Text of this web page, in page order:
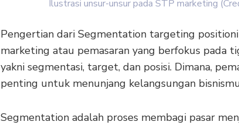
Ilustrasi unsur-unsur pada STP marketing
Pengertian dari Segmentation targeting
marketing atau pemasaran yang berfokus pada
yakni segmentasi, target, dan posisi. Dimana,
penting untuk menunjang kelangsungan
Segmentation adalah proses membagi pasar